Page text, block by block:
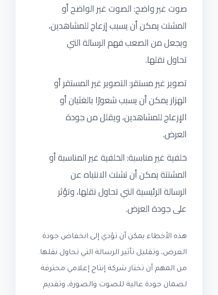
صوت غير واضح: الصوت غير الواضح أو
المشتت يمكن أن يسبب إزعاج للمشاهدين،
ويجعل من الصعب فهم الرسالة التي
تحاول نقلها.
تصوير غير مستقر: التصوير غير المستقر أو
الهزاز يمكن أن يسبب شعورًا بالغثيان أو
الإزعاج للمشاهدين، ويقلل من جودة
العرض.
خلفية غير مناسبة: الخلفية غير المناسبة أو
المشتتة يمكن أن تشتت الانتباه عن
الرسالة الرئيسية التي تحاول نقلها، وتؤثر
على جودة العرض.
هذه الأخطاء يمكن أن تؤدي إلى انخفاض جودة
العرض، وتقليل تأثير الرسالة التي تحاول نقلها.
من المهم أن تختار شركة إنتاج إعلامي محترفة
لضمان جودة عالية للصوت والصورة، وتقديم